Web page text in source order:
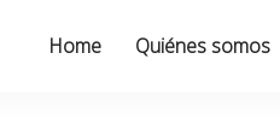
Home Quiénes somos